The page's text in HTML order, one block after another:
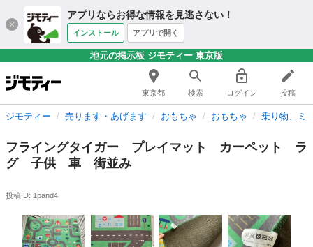
アプリならお得な情報を見逃さない！
インストール アプリで開く
地元の掲示板 ジモティー 東京版
東京都 検索 ログイン 投稿
ジモティー 売ります・あげます おもちゃ おもちゃ 乗り物、ミ
フライングタイガー プレイマット カーペット ラ
グ 子供 車 街並み
投稿ID: 1pand4